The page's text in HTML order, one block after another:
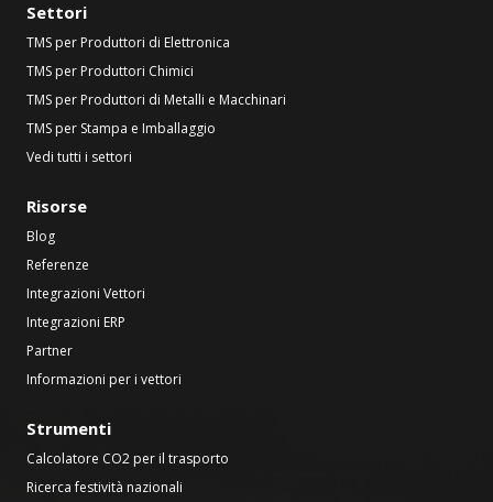
Settori
TMS per Produttori di Elettronica
TMS per Produttori Chimici
TMS per Produttori di Metalli e Macchinari
TMS per Stampa e Imballaggio
Vedi tutti i settori
Risorse
Blog
Referenze
Integrazioni Vettori
Integrazioni ERP
Partner
Informazioni per i vettori
Strumenti
Calcolatore CO2 per il trasporto
Ricerca festività nazionali